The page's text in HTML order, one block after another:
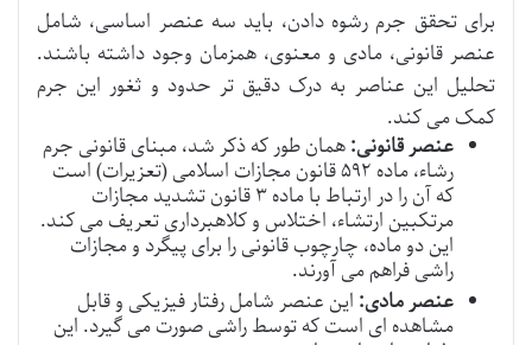
برای تحقق جرم رشوه دادن، باید سه عنصر اساسی، شامل
عنصر قانونی، مادی و معنوی، همزمان وجود داشته باشند.
تحلیل این عناصر به درک دقیق تر حدود و ثغور این جرم
کمک می کند.
عنصر قانونی:همان طور که ذکر شد، مبنای قانونی جرم
رشاء، ماده ۵۹۲ قانون مجازات اسلامی (تعزیرات) است
که آن را در ارتباط با ماده ۳ قانون تشدید مجازات
مرتکبین ارتشاء، اختلاس و کلاهبرداری تعریف می کند.
این دو ماده، چارچوب قانونی را برای پیگرد و مجازات
راشی فراهم می آورند.
عنصر مادی: این عنصر شامل رفتار فیزیکی و قابل
مشاهده ای است که توسط راشی صورت می گیرد. این